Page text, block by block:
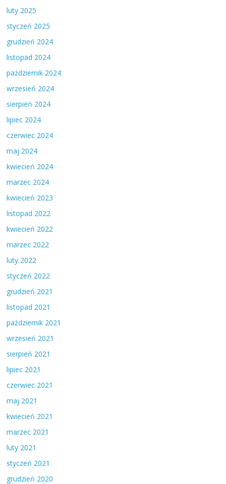
luty 2025
styczeń 2025
grudzień 2024
listopad 2024
październik 2024
wrzesień 2024
sierpień 2024
lipiec 2024
czerwiec 2024
maj 2024
kwiecień 2024
marzec 2024
kwiecień 2023
listopad 2022
kwiecień 2022
marzec 2022
luty 2022
styczeń 2022
grudzień 2021
listopad 2021
październik 2021
wrzesień 2021
sierpień 2021
lipiec 2021
czerwiec 2021
maj 2021
kwiecień 2021
marzec 2021
luty 2021
styczeń 2021
grudzień 2020